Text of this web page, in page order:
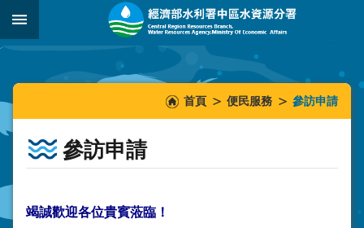
跳到主要內容區塊
:::_
::::::
首頁 便民服務 參訪申請
參訪申請
竭誠歡迎各位貴賓蒞臨！